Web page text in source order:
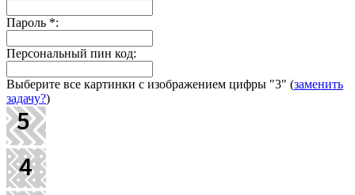
Пароль *:
Персональный пин код:
Выберите все картинки с изображением цифры "3" (заменить
задачу?)